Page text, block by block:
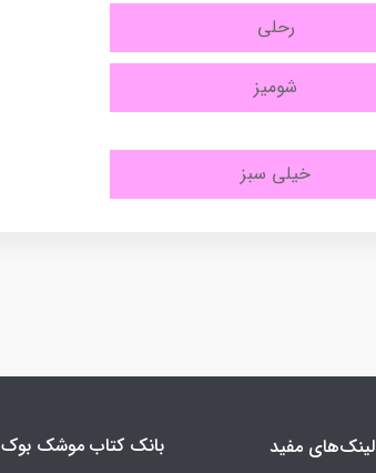
رحلی
شومیز
خیلی سبز
لینک‌های مفید بانک کتاب موشک بوک